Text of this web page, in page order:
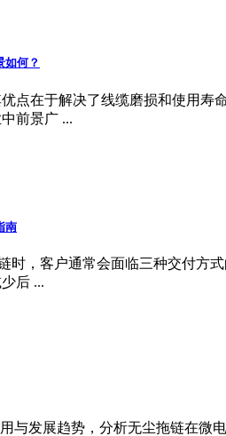
如何？
点在于解决了线缆磨损和使用
前景广 ...
南
时，客户通常会面临三种交付方
后 ...
与发展趋势，分析无尘拖链在